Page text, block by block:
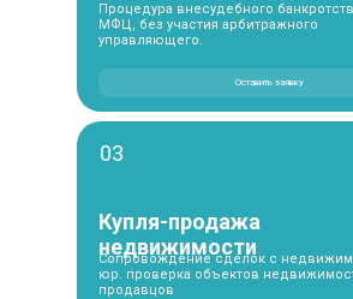
Процедура внесудебного
МФЦ, без участия арбитражного
управляющего.
Оставить заявку
03
Купля-продажа
недвижимости
Сопровождение сделок с
юр. проверка объектов
продавцов